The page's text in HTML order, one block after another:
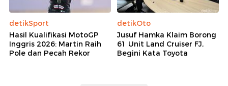
detikSport
Hasil Kualifikasi MotoGP
Inggris 2026: Martin Raih
Pole dan Pecah Rekor
detikOto
Jusuf Hamka Klaim Borong
61 Unit Land Cruiser FJ,
Begini Kata Toyota